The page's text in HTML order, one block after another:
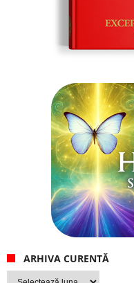
ARHIVA CURENTĂ
Arhiva